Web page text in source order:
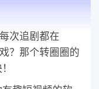
次追剧都在
？那个转圈圈的